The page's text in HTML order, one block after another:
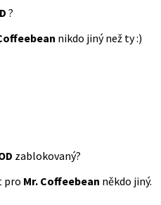
?
nikdo jiný než ty :)
zablokovaný?
pro Mr. Coffeebean někdo jiný.